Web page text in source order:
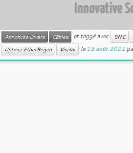
Annonces Divers Câbles et taggé avec BNC
Uptone EtherRegen Vivaldi le15 août 2021